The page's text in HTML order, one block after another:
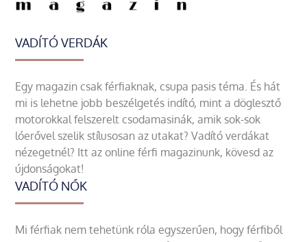
VADÍTÓ VERDÁK
Egy magazin csak férfiaknak, csupa pasis téma. És hát
mi is lehetne jobb beszélgetés indító, mint a döglesztő
motorokkal felszerelt csodamasinák, amik sok-sok
lóerővel szelik stílusosan az utakat? Vadító verdákat
nézegetnél? Itt az online férfi magazinunk, kövesd az
újdonságokat!
VADÍTÓ NŐK
Mi férfiak nem tehetünk róla egyszerűen, hogy férfiből